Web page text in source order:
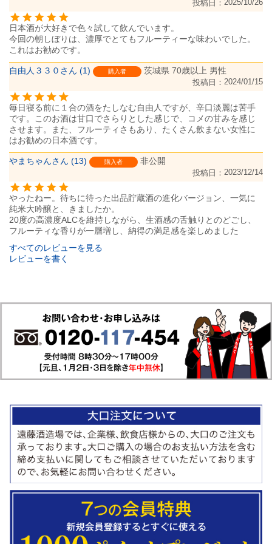
投稿日 2025/10/26
日本酒が大好きで色々試して飲んでいます。
今回の朝しぼりは、濃厚でとてもフルーティーな味わいでした。
これはお勧めです。
自由人３３０ 1 購入者 茨城県 70歳以上 男性
投稿日 2024/01/15
毎日寝る前に１合の酒をたしなむ自由人ですが、辛口淡麗は苦手
です。このお酒は甘口でさらりとした感じで、コメの甘みを感じ
させます。また、フルーティさもあり、たくさん飲まない女性に
はお勧めの日本酒です。
やまちゃん 13 購入者 非公開
投稿日 2023/12/14
やったねー。待ちに待った出品貯蔵酒の進化バージョン、一気に
純米大吟醸と、きましたか。
20度の高濃度ALCを維持しながら、生酒感の舌触りとのどごし、
フルーティな香りが一層増し、納得の満足感を楽しめました
すべてのレビューを見る
レビューを書く